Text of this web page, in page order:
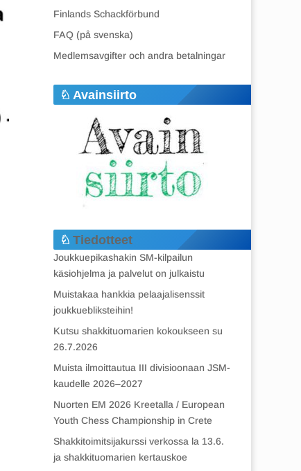
Finlands Schackförbund
FAQ (på svenska)
Medlemsavgifter och andra betalningar
Avainsiirto
Tiedotteet
Joukkuepikashakin SM-kilpailun
käsiohjelma ja palvelut on julkaistu
Muistakaa hankkia pelaajalisenssit
joukkuebliksteihin!
Kutsu shakkituomarien kokoukseen su
26.7.2026
Muista ilmoittautua III divisioonaan JSM-
kaudelle 2026–2027
Nuorten EM 2026 Kreetalla / European
Youth Chess Championship in Crete
Shakkitoimitsijakurssi verkossa la 13.6.
ja shakkituomarien kertauskoe